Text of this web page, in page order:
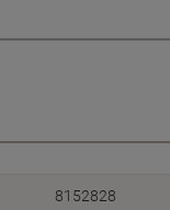
8152828